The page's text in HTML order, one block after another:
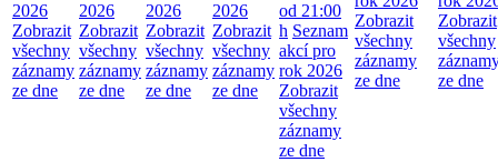
2026
Zobrazit
všechny
záznamy
ze dne
2026
Zobrazit
všechny
záznamy
ze dne
2026
Zobrazit
všechny
záznamy
ze dne
2026
Zobrazit
všechny
záznamy
ze dne
od 21:00
h Seznam
akcí pro
rok 2026
Zobrazit
všechny
záznamy
ze dne
Zobrazit
všechny
záznamy
ze dne
Zobrazit
všechny
ze dne